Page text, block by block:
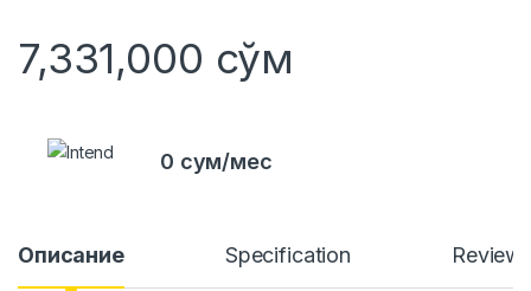
7,331,000 сўм
0 сум/мес
Описание Specification